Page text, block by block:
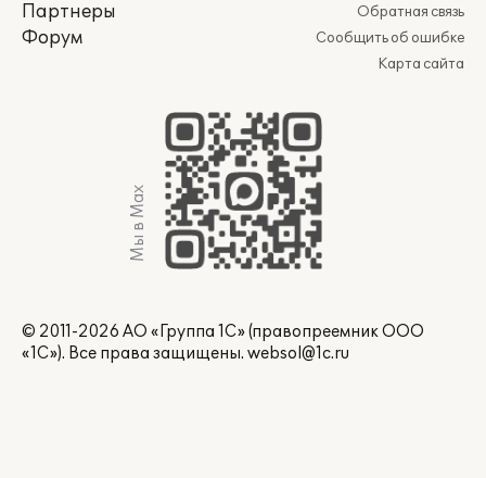
Партнеры
Форум
Обратная связь
Сообщить об ошибке
Карта сайта
Мы в Max
© 2011-2026 АО «Группа 1С» (правопреемник ООО
«1С»). Все права защищены. websol@1c.ru